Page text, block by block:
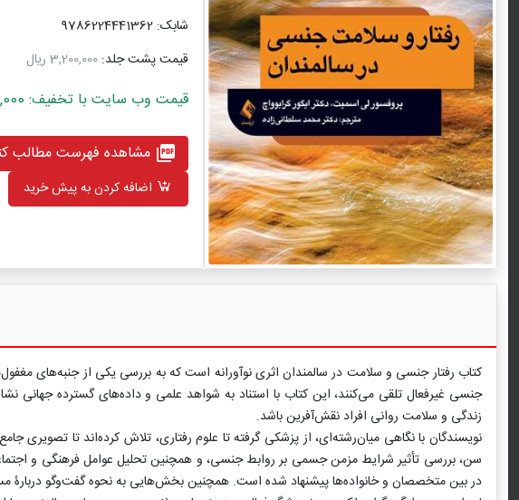
شابک: 9786224441362
قیمت پشت جلد: 3,200,000 ریال
قیمت وب سایت با تخفیف: 2,880,000 ریال
picture_as_pdf مشاهده فهرست مطالب
اضافه کردن به پیش خرید
کتاب رفتار جنسی و سلامت در سالمندان اثری نوآورانه است که به بررسی یکی از جنبه‌های
جنسی غیرفعال تلقی می‌کنند، این کتاب با استناد به شواهد علمی و داده‌های گسترده جهانی
زندگی و سلامت روانی افراد نقش‌آفرین باشد.
نویسندگان با نگاهی میان‌رشته‌ای، از پزشکی گرفته تا علوم رفتاری، تلاش کرده‌اند تا
سن، بررسی تأثیر شرایط مزمن جسمی بر روابط جنسی، و همچنین تحلیل عوامل فرهنگی و
در بین متخصصان و خانواده‌ها پیشنهاد شده است. همچنین بخش‌هایی به نحوه گفت‌وگو دربارۀ